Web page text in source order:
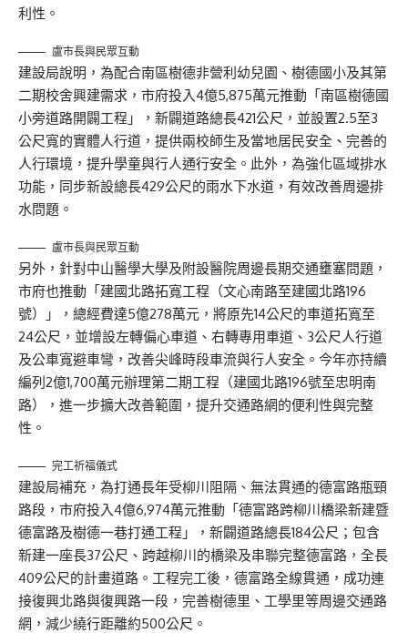
利性。
盧市長與民眾互動
建設局說明，為配合南區樹德非營利幼兒園、樹德國小及其第
二期校舍興建需求，市府投入4億5,875萬元推動「南區樹德國
小旁道路開闢工程」，新闢道路總長421公尺，並設置2.5至3
公尺寬的實體人行道，提供兩校師生及當地居民安全、完善的
人行環境，提升學童與行人通行安全。此外，為強化區域排水
功能，同步新設總長429公尺的雨水下水道，有效改善周邊排
水問題。
盧市長與民眾互動
另外，針對中山醫學大學及附設醫院周邊長期交通壅塞問題，
市府也推動「建國北路拓寬工程（文心南路至建國北路196
號）」，總經費達5億278萬元，將原先14公尺的車道拓寬至
24公尺，並增設左轉偏心車道、右轉專用車道、3公尺人行道
及公車寬避車彎，改善尖峰時段車流與行人安全。今年亦持續
編列2億1,700萬元辦理第二期工程（建國北路196號至忠明南
路），進一步擴大改善範圍，提升交通路網的便利性與完整
性。
完工祈福儀式
建設局補充，為打通長年受柳川阻隔、無法貫通的德富路瓶頸
路段，市府投入4億6,974萬元推動「德富路跨柳川橋梁新建暨
德富路及樹德一巷打通工程」，新闢道路總長184公尺；包含
新建一座長37公尺、跨越柳川的橋梁及串聯完整德富路，全長
409公尺的計畫道路。工程完工後，德富路全線貫通，成功連
接復興北路與復興路一段，完善樹德里、工學里等周邊交通路
網，減少繞行距離約500公尺。